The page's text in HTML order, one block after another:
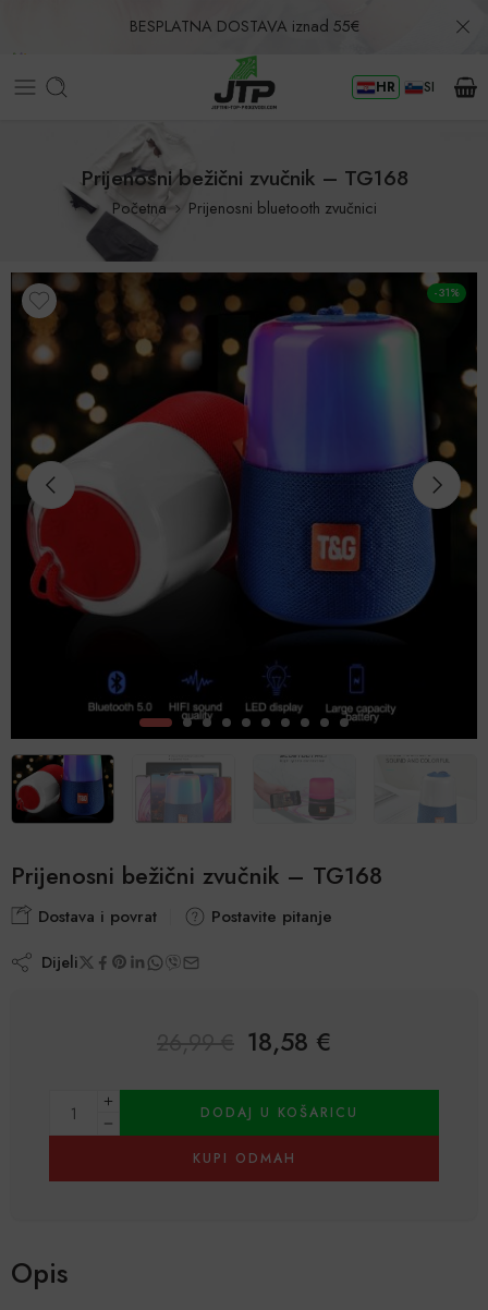
BESPLATNA DOSTAVA iznad 55€
Povrat u roku od 30 dana! HR SI
Prijenosni bežični zvučnik – TG168
Početna Prijenosni bluetooth zvučnici
-31%
Prijenosni bežični zvučnik – TG168
Dostava i povrat Postavite pitanje
Dijeli
26,99 18,58 €
DODAJ U KOŠARICU
KUPI ODMAH
Alternative:
Opis